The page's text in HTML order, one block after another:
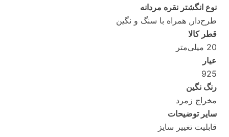
نوع انگشتر نقره مردانه
طرح‌دار, همراه با سنگ و نگین
قطر کالا
20 میلی‌متر
عیار
925
رنگ نگین
مخراج زمرد
سایر توضیحات
قابلیت تغییر سایز